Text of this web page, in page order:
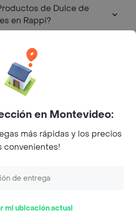
de Dulce de
en Rappi?
de Restaurantes
en Montevideo:
más rápidas y los precios
convenientes!
mi ubicación actual